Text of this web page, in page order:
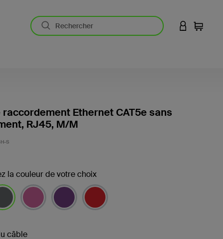
Panier
raccordement Ethernet CAT5e sans
RJ45, M/M
S
la couleur de votre choix
câble